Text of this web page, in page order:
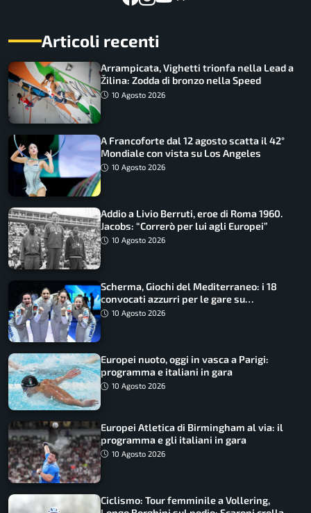
Articoli recenti
Arrampicata, Vighetti trionfa nella Lead a
Žilina: Zodda di bronzo nella Speed
10 Agosto 2026
A Francoforte dal 12 agosto scatta il 42°
Mondiale con vista su Los Angeles
10 Agosto 2026
Addio a Livio Berruti, eroe di Roma 1960.
Jacobs: “Correrò per lui agli Europei”
10 Agosto 2026
Scherma, Giochi del Mediterraneo: i 18
convocati azzurri per le gare su
SportFaceTV
10 Agosto 2026
Europei nuoto, oggi in vasca a Parigi:
programma e italiani in gara
10 Agosto 2026
Europei Atletica di Birmingham al via: il
programma e gli italiani in gara
10 Agosto 2026
Ciclismo: Tour femminile a Vollering,